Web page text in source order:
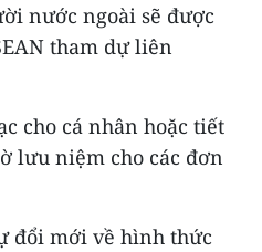
nước ngoài sẽ được
tham dự liên
cho cá nhân hoặc tiết
lưu niệm cho các đơn
đổi mới về hình thức